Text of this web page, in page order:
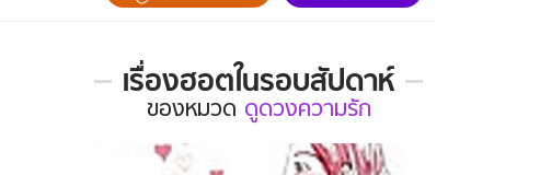
สต์
ฮาวทู
เรื่องฮอตในรอบสัปดาห์
เรื่อง
ของหมวด ดูดวงความรัก